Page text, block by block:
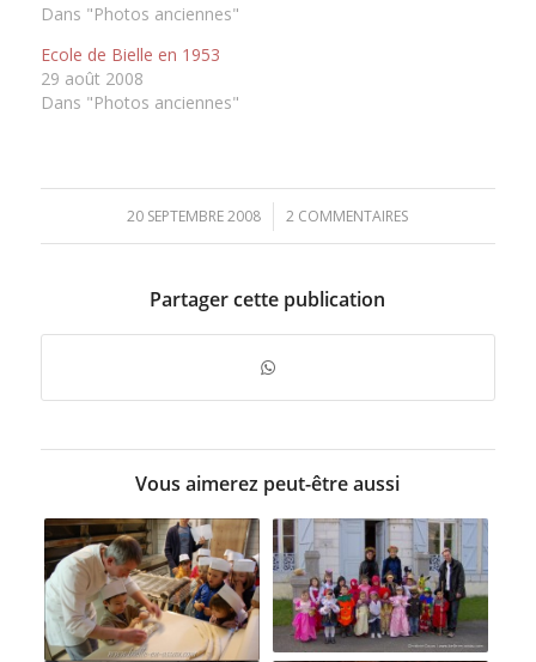
Dans "Photos anciennes"
Ecole de Bielle en 1953
29 août 2008
Dans "Photos anciennes"
20 SEPTEMBRE 2008
/ 2 COMMENTAIRES
Partager cette publication
Vous aimerez peut-être aussi